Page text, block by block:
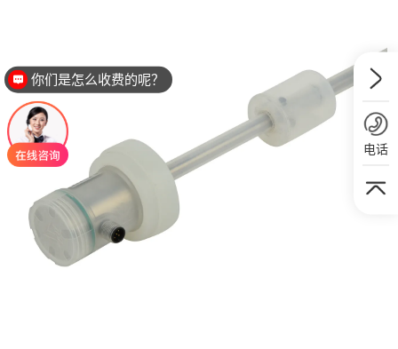
电话
你们是怎么收费的呢？